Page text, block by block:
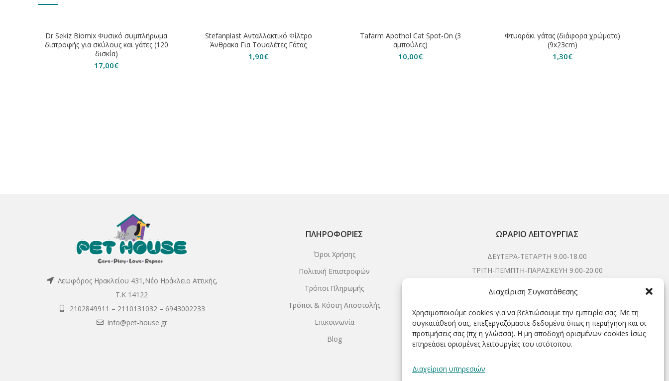
Διαχείριση Συγκατάθεσης
Χρησιμοποιούμε cookies για να βελτιώσουμε την εμπειρία σας. Με τη
συγκατάθεσή σας, επεξεργαζόμαστε δεδομένα όπως η περιήγηση και οι
προτιμήσεις σας (πχ η γλώσσα). Η μη αποδοχή ορισμένων cookies ίσως
επηρεάσει ορισμένες λειτουργίες του ιστότοπου.
Διαχείριση υπηρεσιών
Dr Sekiz Biomix Φυσικό συμπλήρωμα
διατροφής για σκύλους και γάτες (120
δισκία)
17,00€
Stefanplast Ανταλλακτικό Φίλτρο
Άνθρακα Για Τουαλέτες Γάτας
1,90€
Tafarm Apothol Cat Spot-On (3
αμπούλες)
10,00€
Φτυαράκι γάτας (διάφορα χρώματα)
(9x23cm)
1,30€
Λεωφόρος Ηρακλείου 431,Νέο Ηράκλειο Αττικής,
Τ.Κ 14122
2102849911 – 2110131032 – 6943002233
info@pet-house.gr
ΠΛΗΡΟΦΟΡΊΕΣ
Όροι Χρήσης
Πολιτική Επιστροφών
Τρόποι Πληρωμής
Τρόποι & Κόστη Αποστολής
Επικοινωνία
Blog
ΩΡΆΡΙΟ ΛΕΙΤΟΥΡΓΊΑΣ
ΔΕΥΤΕΡΑ-ΤΕΤΑΡΤΗ 9.00-18.00
ΤΡΙΤΗ-ΠΕΜΠΤΗ-ΠΑΡΑΣΚΕΥΗ 9.00-20.00
ΕΓΓΡΑΦΕΊΤΕ ΓΙΑ ΝΑ ΛΑΜΒΆΝΕΤΕ ΠΡΏΤΟΙ NΈΑ &
ΠΡΟΣΦΟΡΈΣ ΜΑΣ!